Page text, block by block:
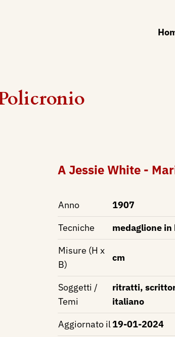
A Jessie White -
Anno
1907
Tecniche
medaglione in
Misure (H x
B)
cm
Soggetti /
Temi
ritratti,
italiano
Aggiornato il19-01-2024